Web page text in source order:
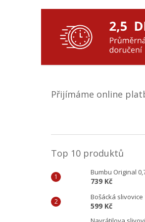
Přijímáme online
Top 10 produktů
Bumbu Original
739 Kč
Bošácká slivovice
599 Kč